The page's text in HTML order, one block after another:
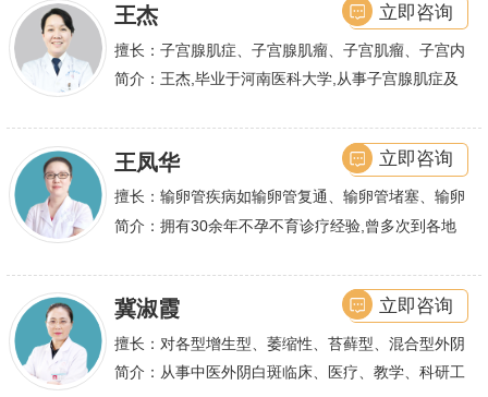
王杰
擅长：子宫腺肌症、子宫腺肌瘤、子宫肌瘤、子宫内
膜异位症等,长年致力于妇科微创手术及显微妇科手
卵管堵塞、输卵管复通、输卵管粘连等女性输卵管性
不孕及子宫性不孕、多囊卵巢等都有丰富诊疗经验
简介：王杰,毕业于河南医科大学,从事子宫腺肌症及
立即咨询
王凤华
擅长：输卵管疾病如输卵管复通、输卵管堵塞、输卵
管积水、输卵管粘连；盆腔粘连、宫腔粘连、多囊卵
简介：拥有30余年不孕不育诊疗经验,曾多次到各地
立即咨询
冀淑霞
擅长：对各型增生型、萎缩性、苔藓型、混合型外阴
白斑的诊治
简介：从事中医外阴白斑临床、医疗、教学、科研工
立即咨询